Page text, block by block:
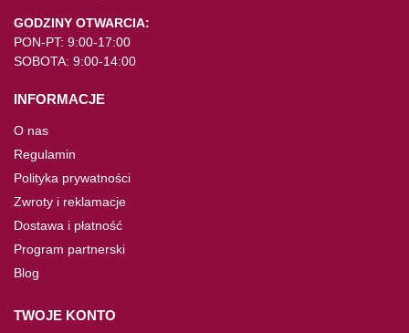
GODZINY OTWARCIA:
PON-PT: 9:00-17:00
SOBOTA: 9:00-14:00
INFORMACJE
O nas
Regulamin
Polityka prywatności
Zwroty i reklamacje
Dostawa i płatność
Program partnerski
Blog
TWOJE KONTO